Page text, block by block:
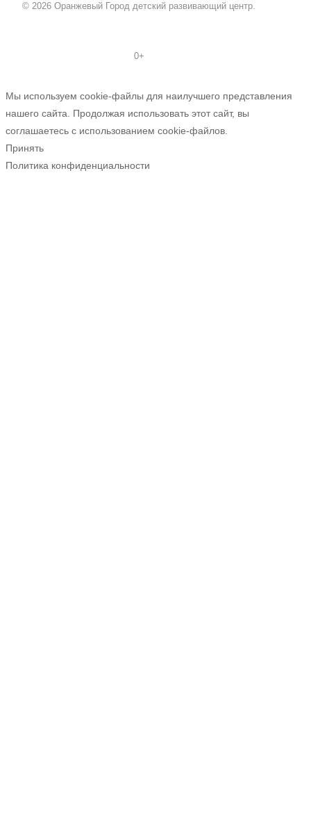
© 2026 Оранжевый Город детский развивающий центр.
0+
Мы используем cookie-файлы для наилучшего представления
нашего сайта. Продолжая использовать этот сайт, вы
соглашаетесь с использованием cookie-файлов.
Принять
Политика конфиденциальности